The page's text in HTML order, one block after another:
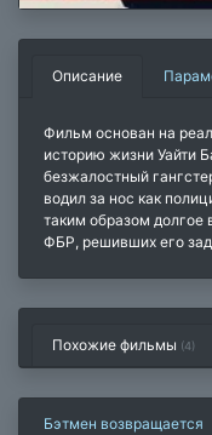
Описание
Фильм основан на
историю жизни Уайти
безжалостный
водил за нос как
таким образом долгое
ФБР, решивших его
Похожие фильмы (4)
Бэтмен возвращается